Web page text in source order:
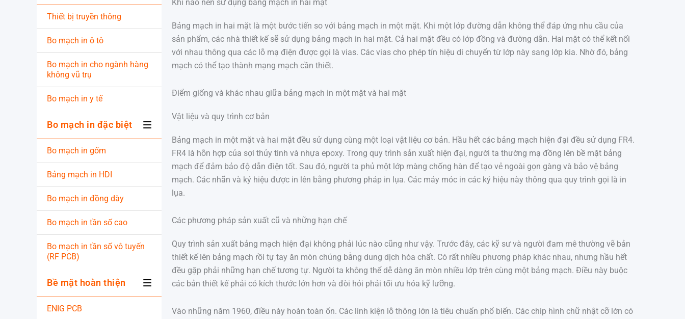
Thiết bị truyền thông
Bo mạch in ô tô
Bo mạch in cho ngành hàng
không vũ trụ
Bo mạch in y tế
Bo mạch in đặc biệt
Bo mạch in gốm
Bảng mạch in HDI
Bo mạch in đồng dày
Bo mạch in tần số cao
Bo mạch in tần số vô tuyến
(RF PCB)
Bề mặt hoàn thiện
ENIG PCB
Khi nào nên sử dụng bảng mạch in hai mặt
Bảng mạch in hai mặt là một bước tiến so với bảng mạch in một mặt. Khi một lớp đường dẫn không thể đáp ứng nhu cầu của
sản phẩm, các nhà thiết kế sẽ sử dụng bảng mạch in hai mặt. Cả hai mặt đều có lớp đồng và đường dẫn. Hai mặt có thể kết nối
với nhau thông qua các lỗ mạ điện được gọi là vias. Các vias cho phép tín hiệu di chuyển từ lớp này sang lớp kia. Nhờ đó, bảng
mạch có thể tạo thành mạng mạch cần thiết.
Điểm giống và khác nhau giữa bảng mạch in một mặt và hai mặt
Vật liệu và quy trình cơ bản
Bảng mạch in một mặt và hai mặt đều sử dụng cùng một loại vật liệu cơ bản. Hầu hết các bảng mạch hiện đại đều sử dụng FR4.
FR4 là hỗn hợp của sợi thủy tinh và nhựa epoxy. Trong quy trình sản xuất hiện đại, người ta thường mạ đồng lên bề mặt bảng
mạch để đảm bảo độ dẫn điện tốt. Sau đó, người ta phủ một lớp màng chống hàn để tạo vẻ ngoài gọn gàng và bảo vệ bảng
mạch. Các nhãn và ký hiệu được in lên bằng phương pháp in lụa. Các máy móc in các ký hiệu này thông qua quy trình gọi là in
lụa.
Các phương pháp sản xuất cũ và những hạn chế
Quy trình sản xuất bảng mạch hiện đại không phải lúc nào cũng như vậy. Trước đây, các kỹ sư và người đam mê thường vẽ bản
thiết kế lên bảng mạch rồi tự tay ăn mòn chúng bằng dung dịch hóa chất. Có rất nhiều phương pháp khác nhau, nhưng hầu hết
đều gặp phải những hạn chế tương tự. Người ta không thể dễ dàng ăn mòn nhiều lớp trên cùng một bảng mạch. Điều này buộc
các bản thiết kế phải có kích thước lớn hơn và đòi hỏi phải tối ưu hóa kỹ lưỡng.
Vào những năm 1960, điều này hoàn toàn ổn. Các linh kiện lỗ thông lớn là tiêu chuẩn phổ biến. Các chip hình chữ nhật cỡ lớn có